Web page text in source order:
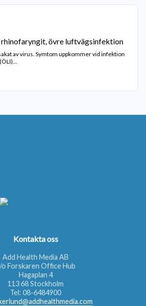
rhinofaryngit, övre luftvägsinfektion
av virus. Symtom uppkommer vid infektion
Kontakta oss
Add Health Media AB
o Forskaren Office Hub
Hagaplan 4
113 68 Stockholm
Tel: 08-6484900